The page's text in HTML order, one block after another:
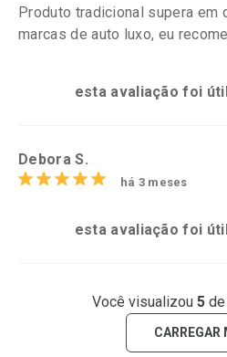
Produto tradicional supera em
marcas de auto luxo, eu
esta avaliação foi
Debora S.
há 3 meses
esta avaliação foi
Você visualizou 5de
CARREGAR